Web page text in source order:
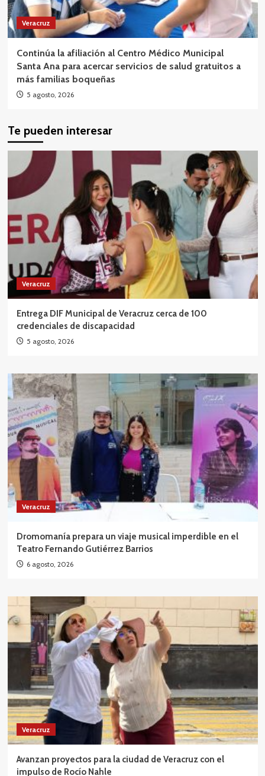
Veracruz
Continúa la afiliación al Centro Médico Municipal
Santa Ana para acercar servicios de salud gratuitos a
más familias boqueñas
5 agosto, 2026
Te pueden interesar
Veracruz
Entrega DIF Municipal de Veracruz cerca de 100
credenciales de discapacidad
5 agosto, 2026
Veracruz
Dromomanía prepara un viaje musical imperdible en el
Teatro Fernando Gutiérrez Barrios
6 agosto, 2026
Veracruz
Avanzan proyectos para la ciudad de Veracruz con el
impulso de Rocío Nahle